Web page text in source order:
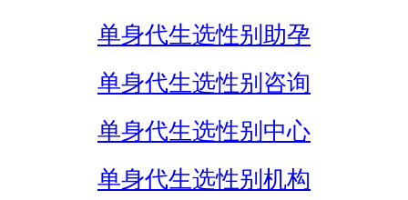
单身代生选性别助孕
单身代生选性别咨询
单身代生选性别中心
单身代生选性别机构